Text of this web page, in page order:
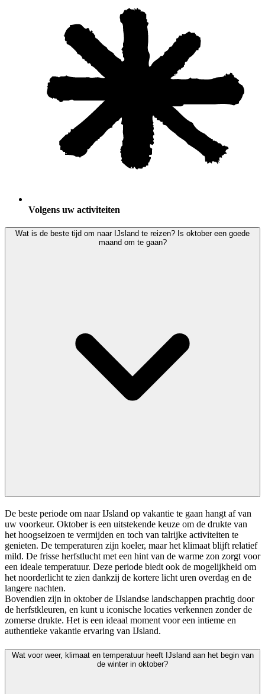
Volgens uw activiteiten
Wat is de beste tijd om naar IJsland te reizen? Is oktober een goede
maand om te gaan?
De beste periode om naar IJsland op vakantie te gaan hangt af van
uw voorkeur. Oktober is een uitstekende keuze om de drukte van
het hoogseizoen te vermijden en toch van talrijke activiteiten te
genieten. De temperaturen zijn koeler, maar het klimaat blijft relatief
mild. De frisse herfstlucht met een hint van de warme zon zorgt voor
een ideale temperatuur. Deze periode biedt ook de mogelijkheid om
het noorderlicht te zien dankzij de kortere licht uren overdag en de
langere nachten.
Bovendien zijn in oktober de IJslandse landschappen prachtig door
de herfstkleuren, en kunt u iconische locaties verkennen zonder de
zomerse drukte. Het is een ideaal moment voor een intieme en
authentieke vakantie ervaring van IJsland.
Wat voor weer, klimaat en temperatuur heeft IJsland aan het begin van
de winter in oktober?